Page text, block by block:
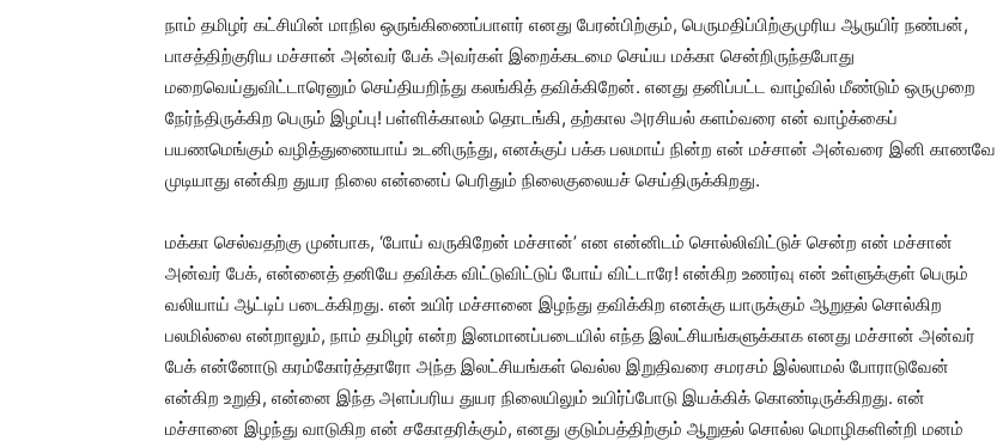
நாம் தமிழர் கட்சியின் மாநில ஒருங்கிணைப்பாளர் எனது பேரன்பிற்கும், பெருமதிப்பிற்குமுரிய ஆருயிர் நண்பன்,
பாசத்திற்குரிய மச்சான் அன்வர் பேக் அவர்கள் இறைக்கடமை செய்ய மக்கா சென்றிருந்தபோது
மறைவெய்துவிட்டாரெனும் செய்தியறிந்து கலங்கித் தவிக்கிறேன். எனது தனிப்பட்ட வாழ்வில் மீண்டும் ஒருமுறை
நேர்ந்திருக்கிற பெரும் இழப்பு! பள்ளிக்காலம் தொடங்கி, தற்கால அரசியல் களம்வரை என் வாழ்க்கைப்
பயணமெங்கும் வழித்துணையாய் உடனிருந்து, எனக்குப் பக்க பலமாய் நின்ற என் மச்சான் அன்வரை இனி காணவே
முடியாது என்கிற துயர நிலை என்னைப் பெரிதும் நிலைகுலையச் செய்திருக்கிறது.
மக்கா செல்வதற்கு முன்பாக, ‘போய் வருகிறேன் மச்சான்’ என என்னிடம் சொல்லிவிட்டுச் சென்ற என் மச்சான்
அன்வர் பேக், என்னைத் தனியே தவிக்க விட்டுவிட்டுப் போய் விட்டாரே! என்கிற உணர்வு என் உள்ளுக்குள் பெரும்
வலியாய் ஆட்டிப் படைக்கிறது. என் உயிர் மச்சானை இழந்து தவிக்கிற எனக்கு யாருக்கும் ஆறுதல் சொல்கிற
பலமில்லை என்றாலும், நாம் தமிழர் என்ற இனமானப்படையில் எந்த இலட்சியங்களுக்காக எனது மச்சான் அன்வர்
பேக் என்னோடு கரம்கோர்த்தாரோ அந்த இலட்சியங்கள் வெல்ல இறுதிவரை சமரசம் இல்லாமல் போராடுவேன்
என்கிற உறுதி, என்னை இந்த அளப்பரிய துயர நிலையிலும் உயிர்ப்போடு இயக்கிக் கொண்டிருக்கிறது. என்
மச்சானை இழந்து வாடுகிற என் சகோதரிக்கும், எனது குடும்பத்திற்கும் ஆறுதல் சொல்ல மொழிகளின்றி மனம்